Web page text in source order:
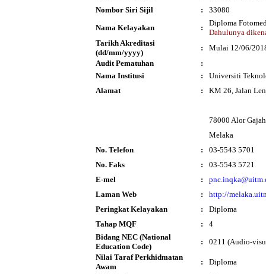
Nombor Siri Sijil
:
33080
Nama Kelayakan
:
Diploma
Dahulunya
Tarikh Akreditasi
(dd/mm/yyyy)
:
Mulai 12/06/
Audit Pematuhan
:
Nama Institusi
:
Universiti
Alamat
: KM 26, Jalan
78000 Alor Gajah
Melaka
No. Telefon
:
03-5543 5701
No. Faks
:
03-5543 5721
E-mel
:
Laman Web
:
http://
Peringkat Kelayakan
:
Diploma
Tahap MQF
:
4
Bidang NEC (National
Education Code)
:
0211 (Audio-
Nilai Taraf Perkhidmatan
Awam
:
Diploma